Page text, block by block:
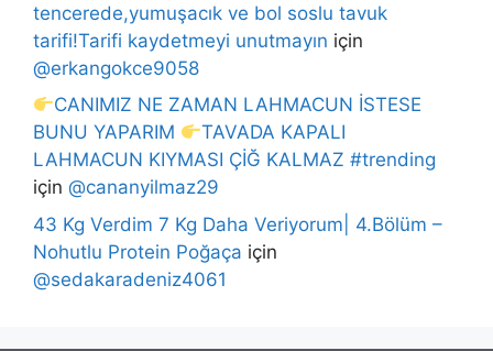
tencerede,yumuşacık ve bol soslu tavuk
tarifi!Tarifi kaydetmeyi unutmayın için
@erkangokce9058
CANIMIZ NE ZAMAN LAHMACUN İSTESE
BUNU YAPARIM
TAVADA KAPALI
LAHMACUN KIYMASI ÇİĞ KALMAZ #trending
için @cananyilmaz29
43 Kg Verdim 7 Kg Daha Veriyorum| 4.Bölüm –
Nohutlu Protein Poğaça için
@sedakaradeniz4061